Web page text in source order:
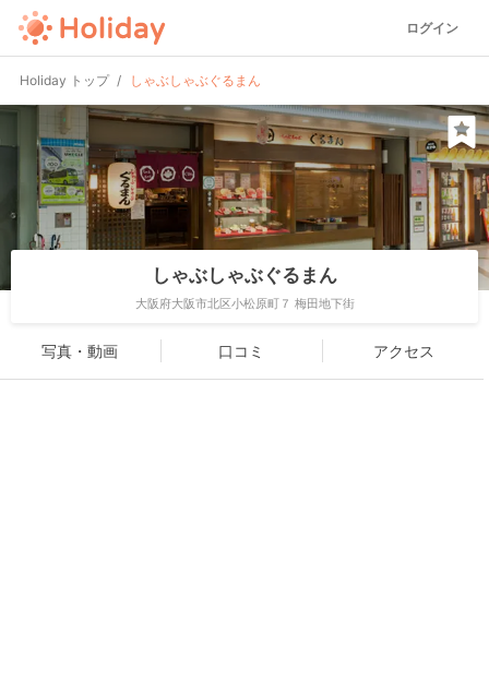
ログイン
Holiday トップ しゃぶしゃぶぐるまん
しゃぶしゃぶぐるまん
大阪府大阪市北区小松原町７ 梅田地下街
写真・動画 口コミ アクセス